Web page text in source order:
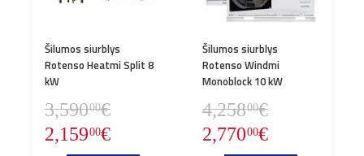
Šilumos siurblys
Rotenso Heatmi Split 8
kW
3,59000€
2,15900€
Šilumos siurblys
Rotenso Windmi
Monoblock 10 kW
4,25800€
2,77000€